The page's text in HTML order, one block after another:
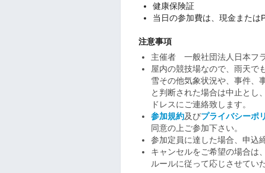
健康保険証
当日の参加費は、現金または
注意事項
主催者 一般社団法人日本フ
屋内の競技場なので、雨天で
雪その他気象状況や、事件、
と判断された場合は中止とし
ドレスにご連絡致します。
参加規約及びプライバシーポ
同意の上ご参加下さい。
参加定員に達した場合、申込
キャンセルをご希望の場合は
ルールに従って応じさせてい